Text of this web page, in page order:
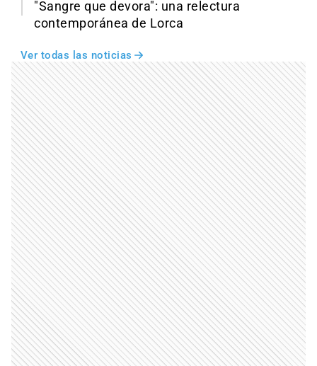
"Sangre que devora": una relectura
contemporánea de Lorca
Ver todas las noticias